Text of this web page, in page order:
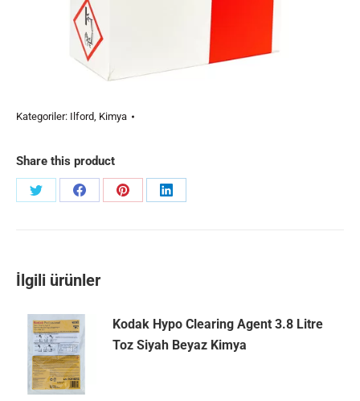
Kategoriler: Ilford, Kimya
Share this product
Share
Share
Share
Share
İlgili ürünler
Kodak Hypo Clearing Agent 3.8 Litre
Toz Siyah Beyaz Kimya